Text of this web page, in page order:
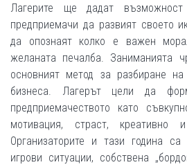
Лагерите ще дадат
предприемачи да развият своето
да опознаят колко е важен
желаната печалба. Заниманията
основният метод за разбиране
бизнеса. Лагерът цели да
предприемачеството като
мотивация, страст, креативно
Организаторите и тази година са
игрови ситуации, собствена